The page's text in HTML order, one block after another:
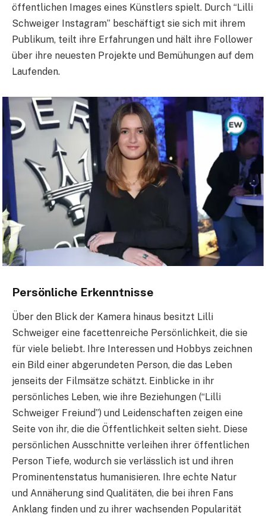
öffentlichen Images eines Künstlers spielt. Durch “Lilli
Schweiger Instagram” beschäftigt sie sich mit ihrem
Publikum, teilt ihre Erfahrungen und hält ihre Follower
über ihre neuesten Projekte und Bemühungen auf dem
Laufenden.
Persönliche Erkenntnisse
Über den Blick der Kamera hinaus besitzt Lilli
Schweiger eine facettenreiche Persönlichkeit, die sie
für viele beliebt. Ihre Interessen und Hobbys zeichnen
ein Bild einer abgerundeten Person, die das Leben
jenseits der Filmsätze schätzt. Einblicke in ihr
persönliches Leben, wie ihre Beziehungen (“Lilli
Schweiger Freiund”) und Leidenschaften zeigen eine
Seite von ihr, die die Öffentlichkeit selten sieht. Diese
persönlichen Ausschnitte verleihen ihrer öffentlichen
Person Tiefe, wodurch sie verlässlich ist und ihren
Prominentenstatus humanisieren. Ihre echte Natur
und Annäherung sind Qualitäten, die bei ihren Fans
Anklang finden und zu ihrer wachsenden Popularität